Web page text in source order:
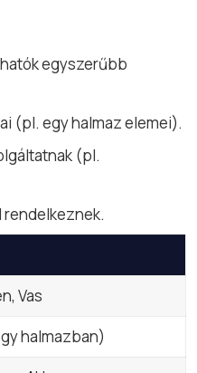
egyszerűbb
(pl. egy halmaz elemei).
(pl.
rendelkeznek.
, Vas
halmazban)